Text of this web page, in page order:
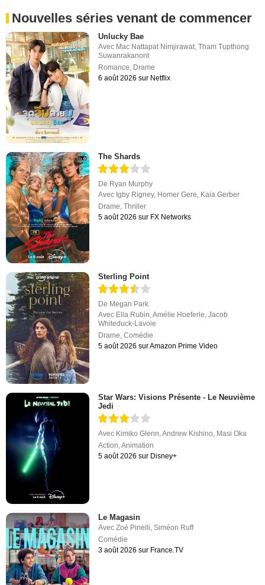
Nouvelles séries venant de commencer
Unlucky Bae
Avec Mac Nattapat Nimjirawat ,Tham Tupthong
Suwanrakanont
Romance Drame
6 août 2026 sur Netflix
The Shards
De Ryan Murphy
Avec Igby Rigney, Homer Gere, Kaia Gerber
Drame,Thriller
5 août 2026 sur FX Networks
Sterling Point
De Megan Park
Avec Ella Rubin,Amélie Hoeferle,Jacob
Whiteduck-Lavoie
Drame,Comédie
5 août 2026 sur Amazon Prime Video
Star Wars: Visions Présente - Le Neuvième
Jedi
Avec Kimiko Glenn ,Andrew Kishino Masi Oka
Action ,Animation
5 août 2026 sur Disney+
Le Magasin
AvecZoé Pinelli,Siméon Ruff
Comédie
3 août 2026 sur France.TV